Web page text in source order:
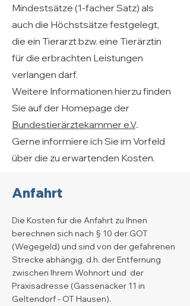
Mindestsätze (1-facher Satz) als
auch die Höchstsätze festgelegt,
die ein Tierarzt bzw. eine Tierärztin
für die erbrachten Leistungen
verlangen darf.
Weitere Informationen hierzu finden
Sie auf der Homepage der
Bundestierärztekammer e.V..
Gerne informiere ich Sie im Vorfeld
über die zu erwartenden Kosten.
Anfahrt
Die Kosten für die Anfahrt zu Ihnen
berechnen sich nach § 10 der GOT
(Wegegeld) und sind von der gefahrenen
Strecke abhängig, d.h. der Entfernung
zwischen Ihrem Wohnort und der
Praxisadresse (Gassenäcker 11 in
Geltendorf - OT Hausen).